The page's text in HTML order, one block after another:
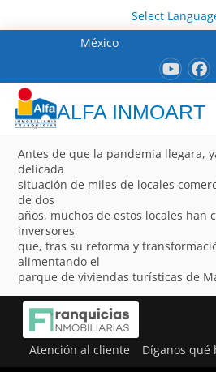
Select
México
ALFA INMOART
Antes de que la pandemia llegara,
delicada
situación de miles de locales
de dos
años, muchos de estos locales han
inversores
que, tras su reforma y
alimentando el
parque de viviendas turísticas de
Atención al cliente Díganos qué